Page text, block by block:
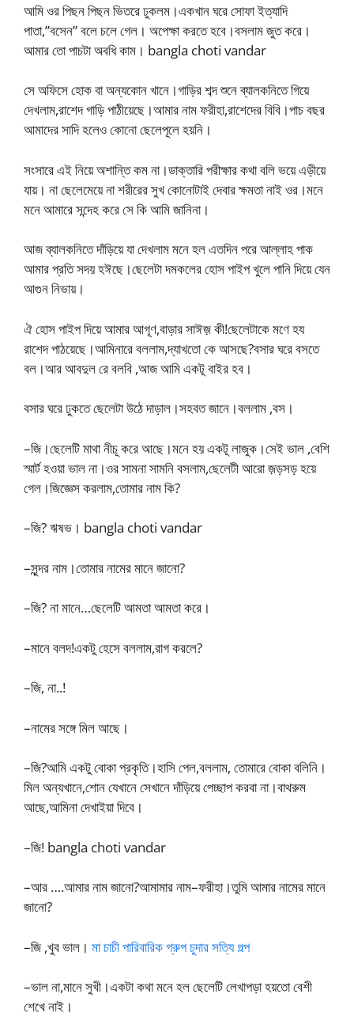
আমি ওর পিছন পিছন ভিতরে ঢুকলম।একখান ঘরে সোফা ইত্যাদি
পাতা,”বসেন” বলে চলে গেল। অপেক্ষা করতে হবে।বসলাম জুত করে।
আমার তো পাচটা অবধি কাম। bangla choti vandar
সে অফিসে হোক বা অন্যকোন খানে।গাড়ির শব্দ শুনে ব্যালকনিতে গিয়ে
দেখলাম,রাশেদ গাড়ি পাঠীয়েছে।আমার নাম ফরীহা,রাশেদের বিবি।পাচ বছর
আমাদের সাদি হলেও কোনো ছেলেপূলে হয়নি।
সংসারে এই নিয়ে অশান্তি কম না।ডাক্তারি পরীক্ষার কথা বলি ভয়ে এড়ীয়ে
যায়। না ছেলেমেয়ে না শরীরের সুখ কোনোটাই দেবার ক্ষমতা নাই ওর।মনে
মনে আমারে সন্দেহ করে সে কি আমি জানিনা।
আজ ব্যালকনিতে দাঁড়িয়ে যা দেখলাম মনে হল এতদিন পরে আল্লাহ পাক
আমার প্রতি সদয় হঈছে।ছেলেটা দমকলের হোস পাইপ খুলে পানি দিয়ে যেন
আগুন নিভায়।
ঐ হোস পাইপ দিয়ে আমার আগূণ,বাড়ার সাঈজ় কী!ছেলেটাকে মণে হয
রাশেদ পাঠয়েছে।আমিনারে বললাম,দ্যাখতো কে আসছে?বসার ঘরে বসতে
বল।আর আবদুল রে বলবি ,আজ আমি একটূ বাইর হব।
বসার ঘরে ঢুকতে ছেলেটা উঠে দাড়াল।সহবত জানে।বললাম ,বস।
–জি।ছেলেটি মাথা নীচূ করে আছে।মনে হয় একটূ লাজুক।সেই ভাল ,বেশি
স্মার্ট হওয়া ভাল না।ওর সামনা সামনি বসলাম,ছেলেটী আরো জ়ড়সড় হয়ে
গেল।জিজ্ঞেস করলাম,তোমার নাম কি?
–জি? ঋষভ। bangla choti vandar
–সুন্দর নাম।তোমার নামের মানে জানো?
–জি? না মানে…ছেলেটি আমতা আমতা করে।
–মানে বলদ!একটু হেসে বললাম,রাগ করলে?
–জি, না..!
–নামের সঙ্গে মিল আছে।
–জি?আমি একটু বোকা প্রকৃতি।হাসি পেল,বললাম, তোমারে বোকা বলিনি।
মিল অন্যখানে,শোন যেখানে সেখানে দাঁড়িয়ে পেচ্ছাপ করবা না।বাথরুম
আছে,আমিনা দেখাইয়া দিবে।
–জি! bangla choti vandar
–আর ….আমার নাম জানো?আমামার নাম–ফরীহা।তুমি আমার নামের মানে
জানো?
–জি ,খুব ভাল। মা চাচী পারিবারিক গ্রুপ চুদার সত্যি গল্প
–ভাল না,মানে সুখী।একটা কথা মনে হল ছেলেটি লেখাপড়া হয়তো বেশী
শেখে নাই।